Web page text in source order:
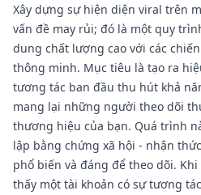
Xây dựng sự hiện diện viral trên
vấn đề may rủi; đó là một quy
dung chất lượng cao với các
thông minh. Mục tiêu là tạo ra
tương tác ban đầu thu hút khả
mang lại những người theo dõi
thương hiệu của bạn. Quá trình
lập bằng chứng xã hội - nhận
phổ biến và đáng để theo dõi.
thấy một tài khoản có sự tương